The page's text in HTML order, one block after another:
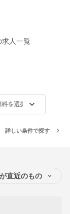
人一覧
を選択
詳しい条件で探す
直近のもの